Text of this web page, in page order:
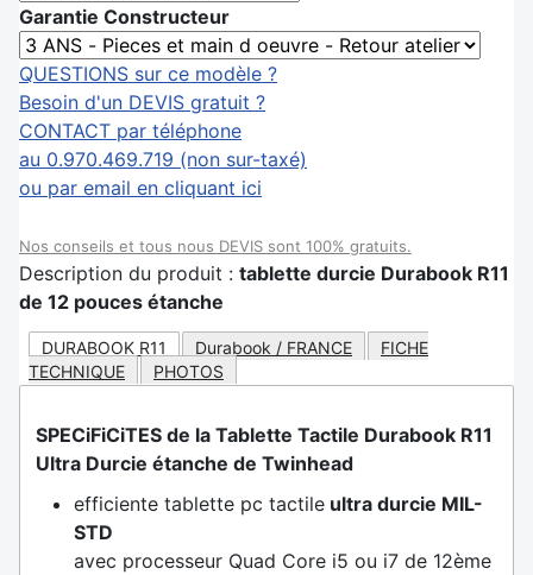
Garantie Constructeur
QUESTIONS sur ce modèle ?
Besoin d'un DEVIS gratuit ?
CONTACT par téléphone
au 0.970.469.719 (non sur-taxé)
ou par email en cliquant ici
Nos conseils et tous nous DEVIS sont 100% gratuits.
Description du produit : tablette durcie Durabook R11
de 12 pouces étanche
DURABOOK R11 Durabook / FRANCE
FICHE
TECHNIQUE
PHOTOS
SPECiFiCiTES de la Tablette Tactile Durabook R11
Ultra Durcie étanche de Twinhead
efficiente tablette pc tactile ultra durcie MIL-
STD
avec processeur Quad Core i5 ou i7 de 12ème